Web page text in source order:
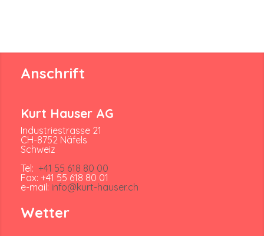
Anschrift
Kurt Hauser AG
Industriestrasse 21
CH-8752 Näfels
Schweiz
Tel: +41 55 618 80 00
Fax: +41 55 618 80 01
e-mail: info@kurt-hauser.ch
Wetter